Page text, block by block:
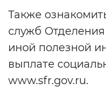
Также
служб
иной полезной
выплате
www.sfr.gov.ru.